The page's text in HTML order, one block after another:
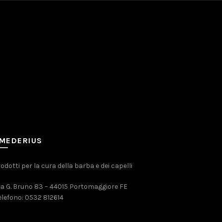
per la cura della barba e dei capelli
G. Bruno 83 – 44015 Portomaggiore FE
0532 812614